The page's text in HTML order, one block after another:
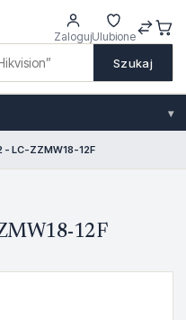
Szukaj
ZalogujUlubione
▾
- LC-ZZMW18-12F
12F